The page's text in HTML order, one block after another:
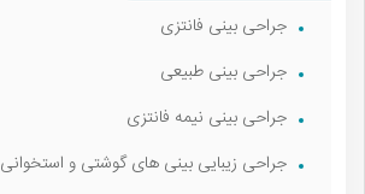
جراحی بینی فانتزی
جراحی بینی طبیعی
جراحی بینی نیمه فانتزی
جراحی زیبایی بینی‌ های گوشتی و استخوانی